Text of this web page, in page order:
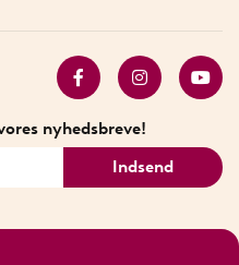
produkter
nyhedsbreve!
Indsend